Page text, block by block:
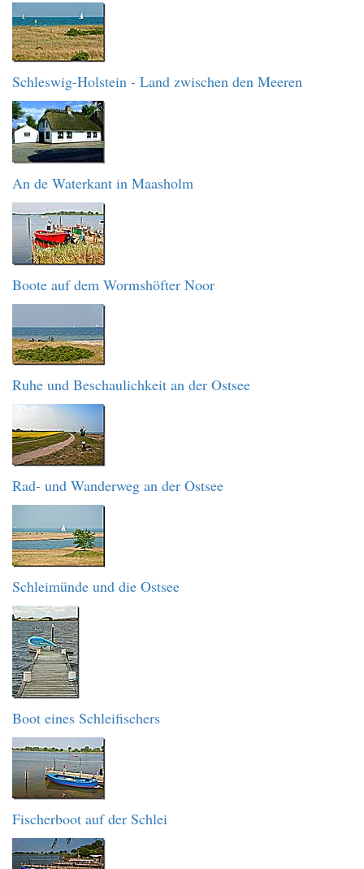
Schleswig-Holstein - Land zwischen den Meeren
An de Waterkant in Maasholm
Boote auf dem Wormshöfter Noor
Ruhe und Beschaulichkeit an der Ostsee
Rad- und Wanderweg an der Ostsee
Schleimünde und die Ostsee
Boot eines Schleifischers
Fischerboot auf der Schlei